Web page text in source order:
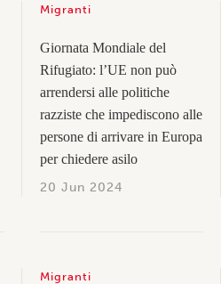
Migranti
Giornata Mondiale del
Rifugiato: l’UE non può
arrendersi alle politiche
razziste che impediscono alle
persone di arrivare in Europa
per chiedere asilo
20 Jun 2024
Migranti